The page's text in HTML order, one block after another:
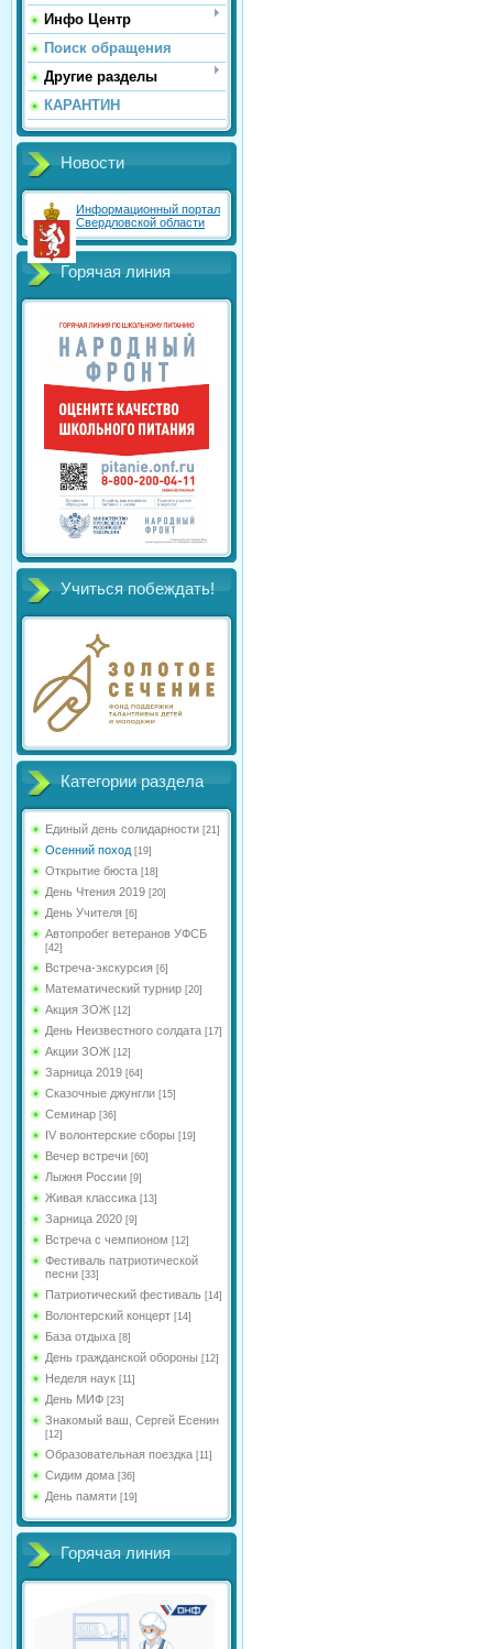
Инфо Центр
Поиск обращения
Другие разделы
КАРАНТИН
Новости
Информационный портал
Свердловской области
Горячая линия
Учиться побеждать!
Категории раздела
Единый день солидарности [21]
Осенний поход [19]
Открытие бюста [18]
День Чтения 2019 [20]
День Учителя [6]
Автопробег ветеранов УФСБ
[42]
Встреча-экскурсия [6]
Математический турнир [20]
Акция ЗОЖ [12]
День Неизвестного солдата [17]
Акции ЗОЖ [12]
Зарница 2019 [64]
Сказочные джунгли [15]
Семинар [36]
IV волонтерские сборы [19]
Вечер встречи [60]
Лыжня России [9]
Живая классика [13]
Зарница 2020 [9]
Встреча с чемпионом [12]
Фестиваль патриотической
песни [33]
Патриотический фестиваль [14]
Волонтерский концерт [14]
База отдыха [8]
День гражданской обороны [12]
Неделя наук [11]
День МИФ [23]
Знакомый ваш, Сергей Есенин
[12]
Образовательная поездка [11]
Сидим дома [36]
День памяти [19]
Горячая линия